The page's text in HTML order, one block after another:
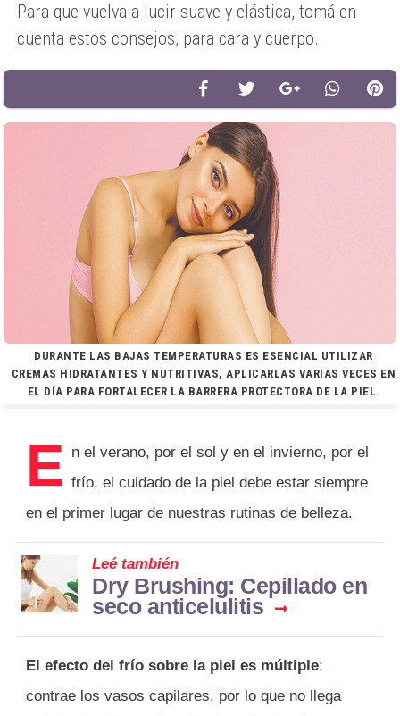
Para que vuelva a lucir suave y elástica, tomá en
cuenta estos consejos, para cara y cuerpo.
DURANTE LAS BAJAS TEMPERATURAS ES ESENCIAL UTILIZAR
CREMAS HIDRATANTES Y NUTRITIVAS, APLICARLAS VARIAS VECES EN
EL DÍA PARA FORTALECER LA BARRERA PROTECTORA DE LA PIEL.
E n el verano, por el sol y en el invierno, por el
frío, el cuidado de la piel debe estar siempre
en el primer lugar de nuestras rutinas de belleza.
Leé también
Dry Brushing: Cepillado en
seco anticelulitis
El efecto del frío sobre la piel es múltiple:
contrae los vasos capilares, por lo que no llega